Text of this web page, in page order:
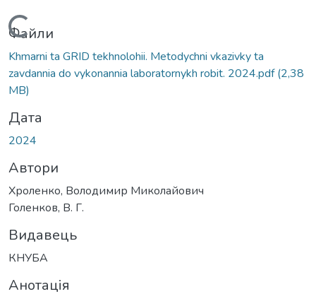
Вантажиться...
Файли
Khmarni ta GRID tekhnolohii. Metodychni vkazivky ta
zavdannia do vykonannia laboratornykh robit. 2024.pdf(2,38
MB)
Дата
2024
Автори
Хроленко, Володимир Миколайович
Голенков, В. Г.
Видавець
КНУБА
Анотація